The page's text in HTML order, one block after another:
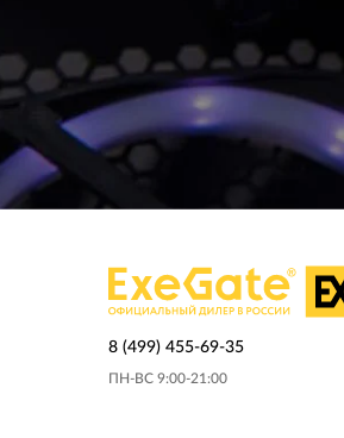
8 (499) 455-69-35
ПН-ВС 9:00-21:00